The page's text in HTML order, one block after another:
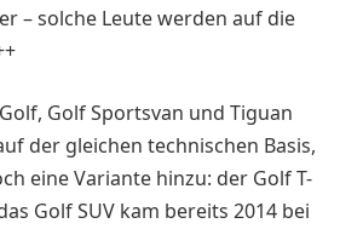
– solche Leute werden auf die
Golf, Golf Sportsvan und Tiguan
der gleichen technischen Basis,
eine Variante hinzu: der Golf T-
Golf SUV kam bereits 2014 bei